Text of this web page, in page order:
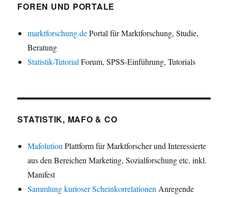
FOREN UND PORTALE
marktforschung.dePortal für Marktforschung, Studie,
Beratung
Statistik-Tutorial Forum, SPSS-Einführung, Tutorials
STATISTIK, MAFO & CO
Mafolution Plattform für Marktforscher und Interessierte
aus den Bereichen Marketing, Sozialforschung etc. inkl.
Manifest
Sammlung kurioser Scheinkorrelationen Anregende